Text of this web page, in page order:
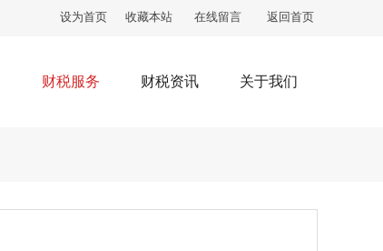
设为首页 收藏本站 在线留言 返回首页
财税服务 财税资讯 关于我们